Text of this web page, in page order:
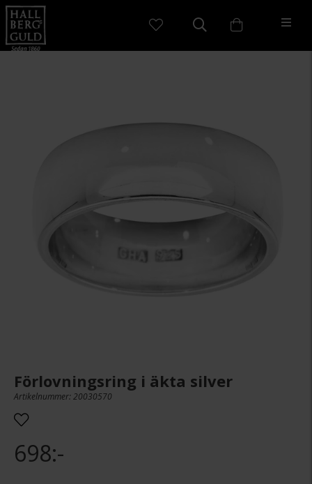
Förlovningsring i äkta silver
Artikelnummer: 20030570
698:-